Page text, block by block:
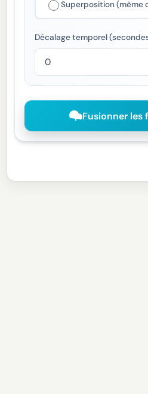
Superposition (même
Décalage temporel
Fusionner les